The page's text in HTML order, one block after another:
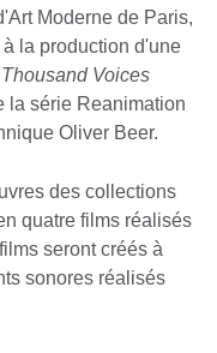
Moderne de Paris,
la production d'une
Voices
la série Reanimation
Oliver Beer.
des collections
quatre films réalisés
seront créés à
sonores réalisés